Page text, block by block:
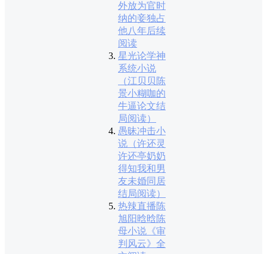
外放为官时
纳的妾独占
他八年后续
阅读
星光论学神
系统小说
（江贝贝陈
景小糊咖的
牛逼论文结
局阅读）
愚昧冲击小
说（许还灵
许还亭奶奶
得知我和男
友未婚同居
结局阅读）
热辣直播陈
旭阳晗晗陈
母小说《审
判风云》全